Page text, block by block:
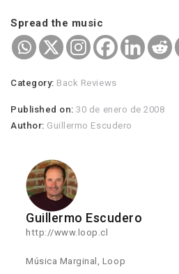
Spread the music
Category: Back Reviews
Published on:30 de enero de 2008
Author: Guillermo Escudero
Guillermo Escudero
http://www.loop.cl
Música Marginal, Loop